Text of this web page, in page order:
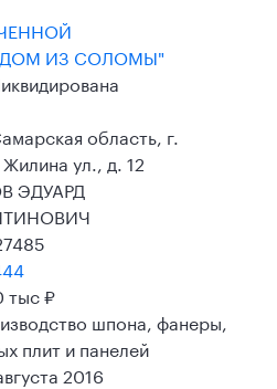
ИЗ СОЛОМЫ"
область, г.
ул., д. 12
ЭДУАРД
тыс ₽
шпона, фанеры,
плит и панелей
2016